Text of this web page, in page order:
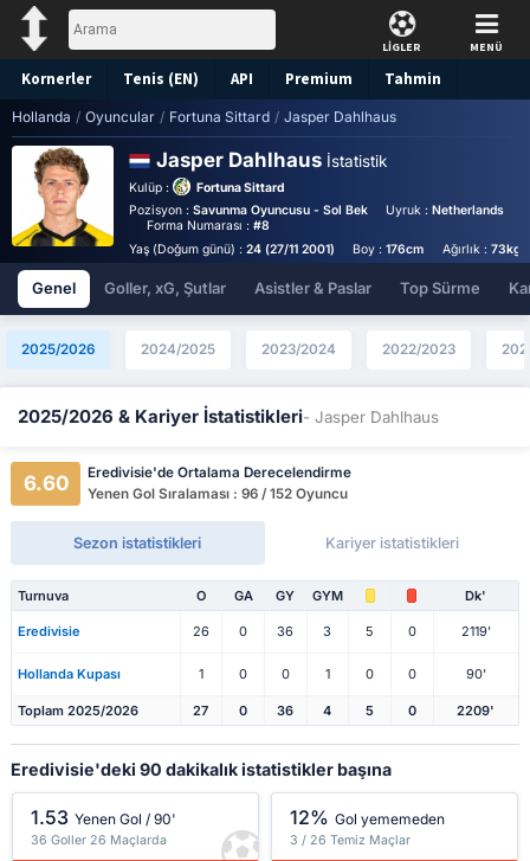
LİGLER MENÜ
Kornerler Tenis (EN) API Premium Tahmin
Hollanda / Oyuncular / Fortuna Sittard / Jasper Dahlhaus
Jasper Dahlhaus İstatistik
Kulüp :
Fortuna Sittard
Pozisyon : Savunma Oyuncusu - Sol Bek Uyruk :Netherlands
Forma Numarası :#8
Yaş (Doğum günü) : 24 (27/11 2001) Boy :176cm Ağırlık : 73kg
Genel Goller, xG, Şutlar Asistler & Paslar Top Sürme
2025/2026 2024/2025 2023/2024 2022/2023
2025/2026 & Kariyer İstatistikleri- Jasper Dahlhaus
6.60
Eredivisie'de Ortalama Derecelendirme
Yenen Gol Sıralaması : 96 / 152 Oyuncu
Sezon istatistikleri Kariyer istatistikleri
Turnuva O GA GY GYM Dk'
Eredivisie 26 0 36 3 5 0 2119'
Hollanda Kupası 1 0 0 1 0 0 90'
Toplam 2025/2026 27 0 36 4 5 0 2209'
Eredivisie'deki 90 dakikalık istatistikler başına
1.53 Yenen Gol / 90'
36 Goller 26 Maçlarda
12% Gol yememeden
3 / 26 Temiz Maçlar